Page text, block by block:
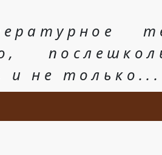
и не только...